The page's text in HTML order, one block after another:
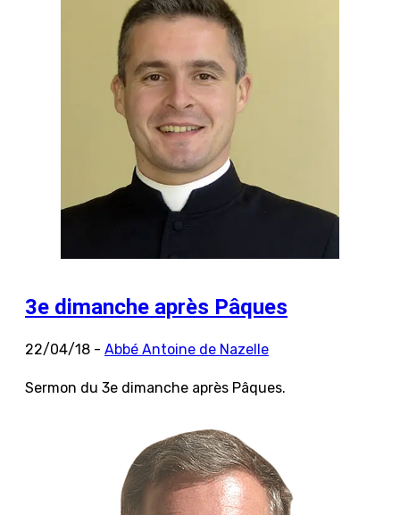
3e dimanche après Pâques
22/04/18 - Abbé Antoine de Nazelle
Sermon du 3e dimanche après Pâques.